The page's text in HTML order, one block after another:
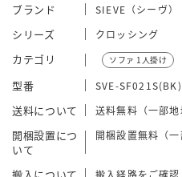
ブランド SIEVE（シーヴ）
シリーズ クロッシング
カテゴリ ソファ 1人掛け
型番 SVE-SF021S(BK)
送料について 送料無料（一部地
開梱設置につ
いて
開梱設置無料（
搬入について 搬入経路をご確認